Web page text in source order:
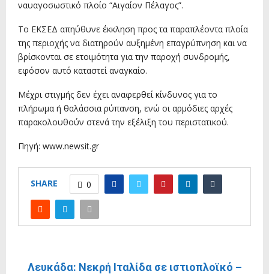
ναυαγοσωστικό πλοίο “Αιγαίον Πέλαγος”.
Το ΕΚΣΕΔ απηύθυνε έκκληση προς τα παραπλέοντα πλοία
της περιοχής να διατηρούν αυξημένη επαγρύπνηση και να
βρίσκονται σε ετοιμότητα για την παροχή συνδρομής,
εφόσον αυτό καταστεί αναγκαίο.
Μέχρι στιγμής δεν έχει αναφερθεί κίνδυνος για το
πλήρωμα ή θαλάσσια ρύπανση, ενώ οι αρμόδιες αρχές
παρακολουθούν στενά την εξέλιξη του περιστατικού.
Πηγή: www.newsit.gr
SHARE 0
Λευκάδα: Νεκρή Ιταλίδα σε ιστιοπλοϊκό –